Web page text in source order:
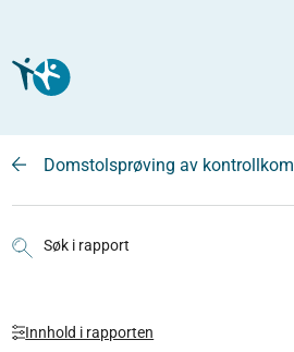
Domstolsprøving av
Søk i rapport
Innhold i rapporten